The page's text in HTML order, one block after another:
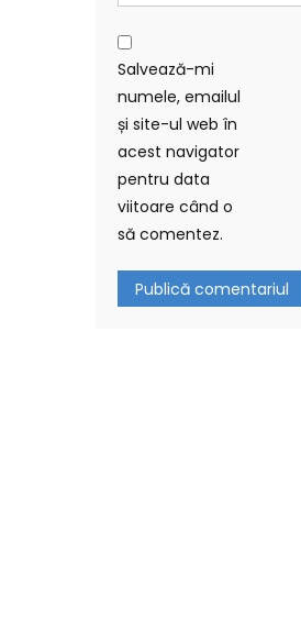
Salvează-mi
numele, emailul
și site-ul web în
acest navigator
pentru data
viitoare când o
să comentez.